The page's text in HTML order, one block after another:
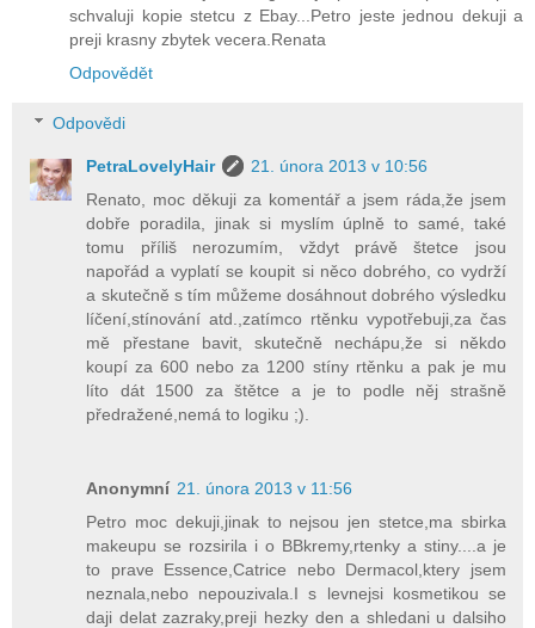
schvaluji kopie stetcu z Ebay...Petro jeste jednou dekuji a
preji krasny zbytek vecera.Renata
Odpovědět
Odpovědi
PetraLovelyHair
21. února 2013 v 10:56
Renato, moc děkuji za komentář a jsem ráda,že jsem
dobře poradila, jinak si myslím úplně to samé, také
tomu příliš nerozumím, vždyt právě štetce jsou
napořád a vyplatí se koupit si něco dobrého, co vydrží
a skutečně s tím můžeme dosáhnout dobrého výsledku
líčení,stínování atd.,zatímco rtěnku vypotřebuji,za čas
mě přestane bavit, skutečně nechápu,že si někdo
koupí za 600 nebo za 1200 stíny rtěnku a pak je mu
líto dát 1500 za štětce a je to podle něj strašně
předražené,nemá to logiku ;).
Anonymní 21. února 2013 v 11:56
Petro moc dekuji,jinak to nejsou jen stetce,ma sbirka
makeupu se rozsirila i o BBkremy,rtenky a stiny....a je
to prave Essence,Catrice nebo Dermacol,ktery jsem
neznala,nebo nepouzivala.I s levnejsi kosmetikou se
daji delat zazraky,preji hezky den a shledani u dalsiho